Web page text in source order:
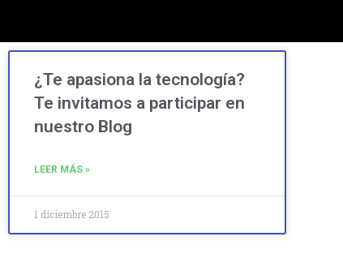
¿Te apasiona la tecnología?
Te invitamos a participar en
nuestro Blog
LEER MÁS »
1 diciembre 2015